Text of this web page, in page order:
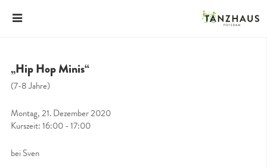
„Hip Hop Minis“
(7-8 Jahre)
Montag, 21. Dezember 2020
Kurszeit: 16:00 - 17:00
bei Sven